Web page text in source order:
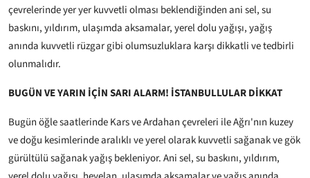
çevrelerinde yer yer kuvvetli olması beklendiğinden ani sel, su
baskını, yıldırım, ulaşımda aksamalar, yerel dolu yağışı, yağış
anında kuvvetli rüzgar gibi olumsuzluklara karşı dikkatli ve tedbirli
olunmalıdır.
BUGÜN VE YARIN İÇİN SARI ALARM! İSTANBULLULAR DİKKAT
Bugün öğle saatlerinde Kars ve Ardahan çevreleri ile Ağrı'nın kuzey
ve doğu kesimlerinde aralıklı ve yerel olarak kuvvetli sağanak ve gök
gürültülü sağanak yağış bekleniyor. Ani sel, su baskını, yıldırım,